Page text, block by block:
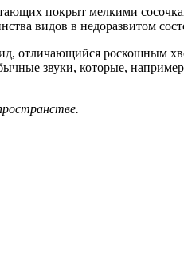
покрыт мелкими
видов в недоразвитом
отличающийся роскошным
звуки, которые,